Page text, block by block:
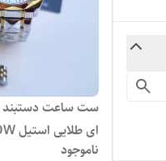
ست ساعت دستبند
ای طلایی استیل VIISHOW
ناموجود